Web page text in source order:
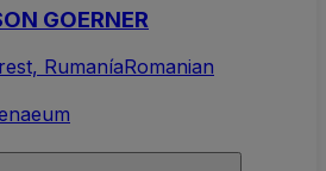
GOERNER
RumaníaRomanian